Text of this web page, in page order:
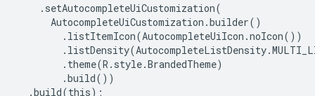
. setAutocompleteUiCustomization(
AutocompleteUiCustomization .builder()
. listItemIcon(AutocompleteUiIcon .noIcon())
. listDensity(AutocompleteListDensity.
. theme(R . style.BrandedTheme)
.build())
.build(this);